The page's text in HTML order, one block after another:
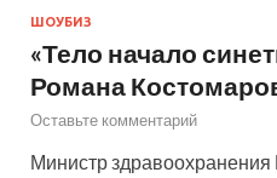
ШОУБИЗ
«Тело начало
Романа
Оставьте комментарий
Министр